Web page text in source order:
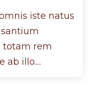
iste natus
totam rem
ab illo....